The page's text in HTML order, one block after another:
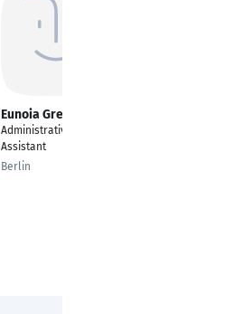
Eunoia Green
Administrative
Assistant
Berlin